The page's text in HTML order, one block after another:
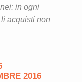
in ogni
acquisti non
2016